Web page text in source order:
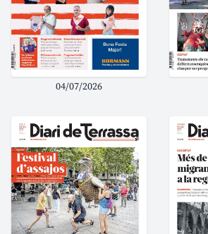
04/07/2026